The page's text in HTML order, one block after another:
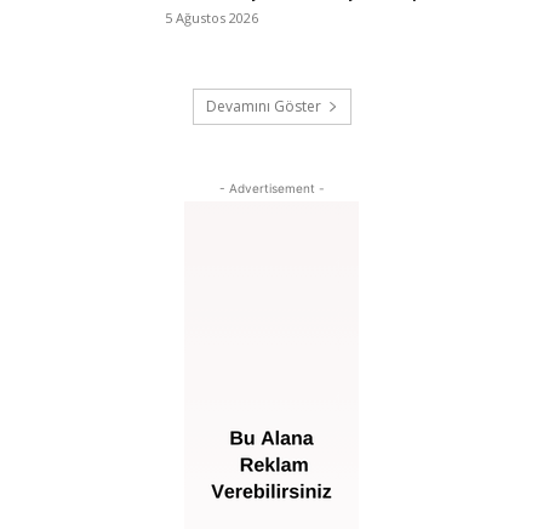
5 Ağustos 2026
Devamını Göster
- Advertisement -